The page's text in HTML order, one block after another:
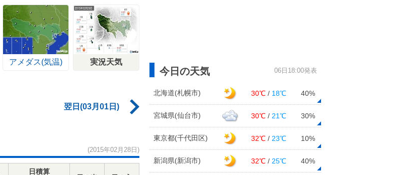
アメダス(気温) 実況天気
翌日(03月01日)
(2015年02月28日)
日積算
今日の天気 06日18:00発表
北海道(札幌市) 30℃ / 18℃ 40%
宮城県(仙台市) 30℃ / 21℃ 30%
東京都(千代田区) 32℃ / 23℃ 10%
新潟県(新潟市) 32℃ / 25℃ 40%